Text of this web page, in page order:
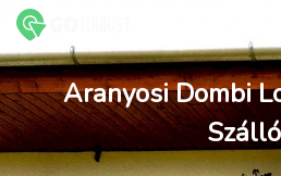
Aranyosi Dombi
Szálló